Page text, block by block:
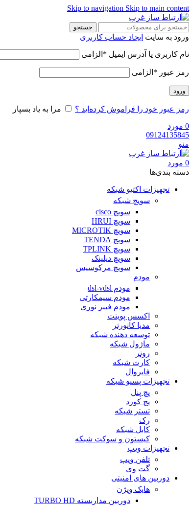
Skip to navigation Skip to main content
جستجو
ورود به سایت ایجاد حساب کاربری
نام کاربری یا آدرس ایمیل * الزامی
رمز عبور * الزامی
ورود
رمز عبور خود را فراموش کرده‌اید ؟ مرا به یاد بسپار
0 مورد
09124135845
منو
0 مورد
دسته‌ بندی‌ها
تجهیزات اکتیو شبکه
سویچ شبکه
سویچ cisco
سویچ HRUI
سویچ MICROTIK
سویچ TENDA
سویچ TPLINK
سویچ دیلینک
سویچ مرکوسیس
مودم
مودم dsl-vdsl
مودم سیمکارتی
مودم فیبر نوری
اکسس پوینت
مدیا کانورتر
توسعه دهنده شبکه
ماژول شبکه
روتر
کارت شبکه
فایروال
تجهیزات پسیو شبکه
پچ پنل
پچ کورد
تستر شبکه
رک
کابل شبکه
کیستون و سوکت شبکه
تجهیزات ویپ
تلفن ویپ
گت وی
دوربین های امنیتی
هایک ویژن
دوربین مداربسته TURBO HD